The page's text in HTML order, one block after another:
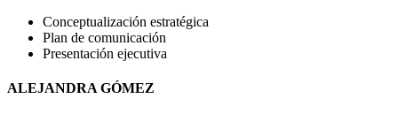
Conceptualización estratégica
Plan de comunicación
Presentación ejecutiva
ALEJANDRA GÓMEZ